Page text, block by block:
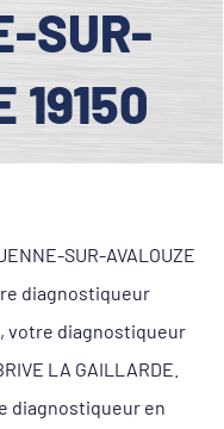
SUR-
19150
SUR-AVALOUZE
diagnostiqueur
votre diagnostiqueur
LA GAILLARDE.
diagnostiqueur en